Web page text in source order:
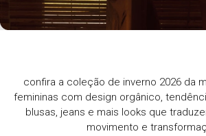
confira a coleção de inverno 2026 da
femininas com design orgânico,
blusas, jeans e mais looks que
movimento e